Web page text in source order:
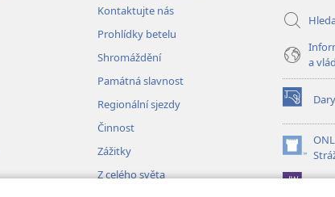
Kontaktujte nás
Prohlídky betelu
Shromáždění
Památná slavnost
Regionální sjezdy
Činnost
Zážitky
Z celého světa
a
Dary
(otevřeno
nové
okno)
(otevřeno
nové